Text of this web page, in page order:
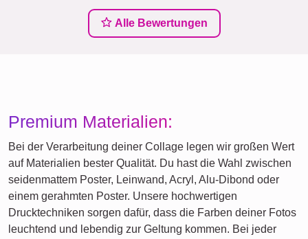
Alle Bewertungen
Premium Materialien:
Bei der Verarbeitung deiner Collage legen wir großen Wert
auf Materialien bester Qualität. Du hast die Wahl zwischen
seidenmattem Poster, Leinwand, Acryl, Alu-Dibond oder
einem gerahmten Poster. Unsere hochwertigen
Drucktechniken sorgen dafür, dass die Farben deiner Fotos
leuchtend und lebendig zur Geltung kommen. Bei jeder